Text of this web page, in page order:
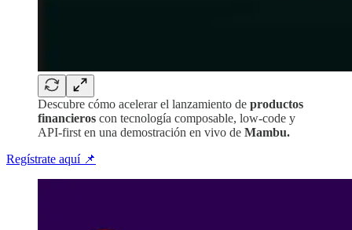
Descubre cómo acelerar el lanzamiento de productos
financieros con tecnología composable, low-code y
API-first en una demostración en vivo de Mambu.
Regístrate aquí 📌